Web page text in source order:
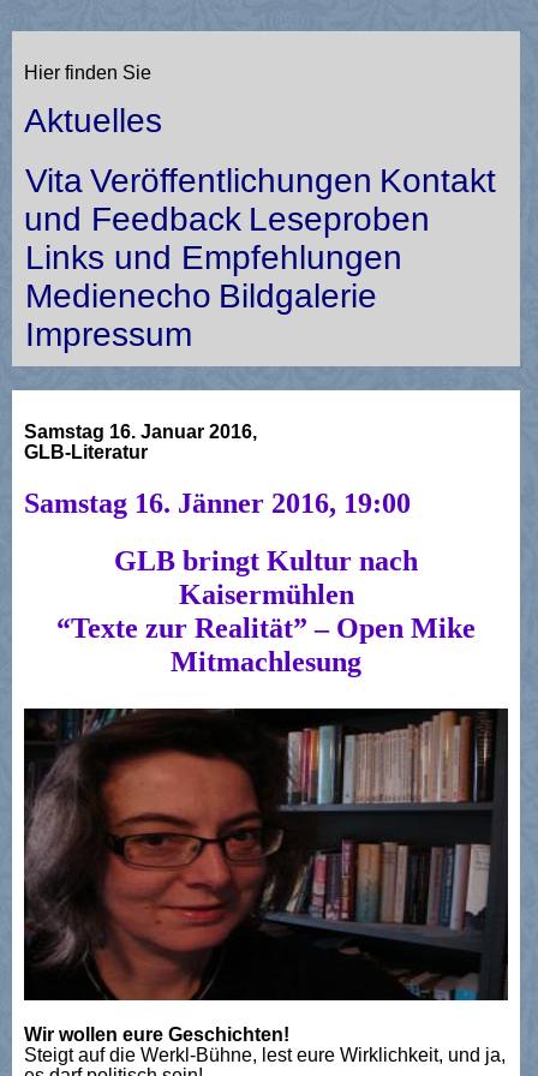
Hier finden Sie
Aktuelles
VitaVeröffentlichungen Kontakt
und Feedback Leseproben
Links und Empfehlungen
Medienecho Bildgalerie
Impressum
Samstag 16. Januar 2016,
GLB-Literatur
Samstag 16. Jänner 2016, 19:00
GLB bringt Kultur nach
Kaisermühlen
“Texte zur Realität” – Open Mike
Mitmachlesung
Wir wollen eure Geschichten!
Steigt auf die Werkl-Bühne, lest eure Wirklichkeit, und ja,